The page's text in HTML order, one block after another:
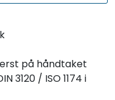
på håndtaket
3120 / ISO 1174 i